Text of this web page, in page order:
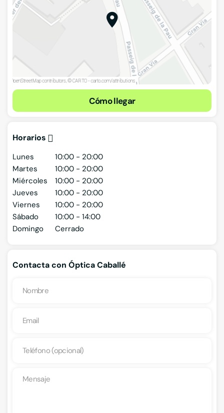
Cómo llegar
Horarios
Lunes
10:00 - 20:00
Martes
10:00 - 20:00
Miércoles
10:00 - 20:00
Jueves
10:00 - 20:00
Viernes
10:00 - 20:00
Sábado
10:00 - 14:00
Domingo
Cerrado
Contacta con Óptica Caballé